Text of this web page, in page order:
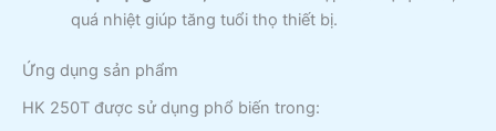
quá nhiệt giúp tăng tuổi thọ thiết bị.
Ứng dụng sản phẩm
HK 250T được sử dụng phổ biến trong: